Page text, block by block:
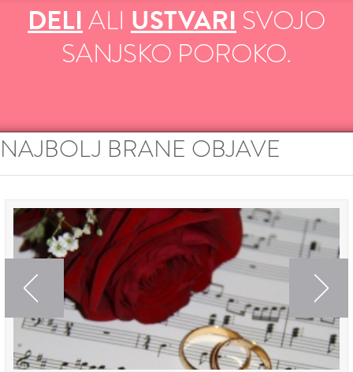
DELIALI USTVARISVOJO
SANJSKO POROKO.
NAJBOLJ BRANE OBJAVE
Previous Next